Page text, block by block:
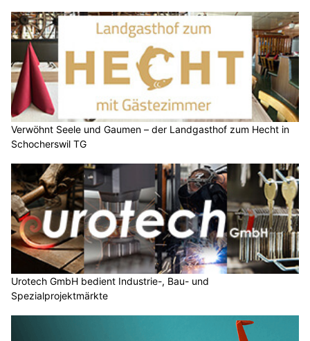
Verwöhnt Seele und Gaumen – der Landgasthof zum Hecht in
Schocherswil TG
Urotech GmbH bedient Industrie-, Bau- und
Spezialprojektmärkte